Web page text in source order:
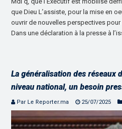
que Dieu L’assiste, pour la mise en
ouvrir de nouvelles perspectives pour
Dans une déclaration à la presse à
La généralisation des réseaux
niveau national, un besoin
Par Le Reporter.ma 25/07/2025